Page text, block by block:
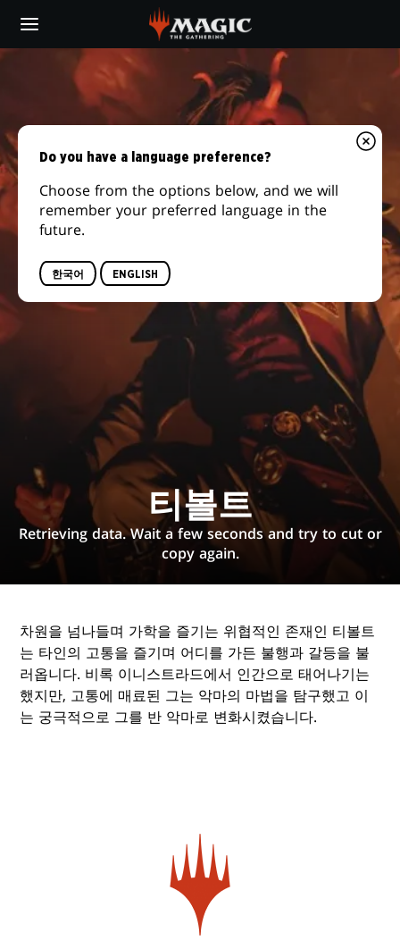
main
티볼트
Retrieving data. Wait a few seconds and try to cut or
copy again.
차원을 넘나들며 가학을 즐기는 위협적인 존재인 티볼트
는 타인의 고통을 즐기며 어디를 가든 불행과 갈등을 불
러옵니다. 비록 이니스트라드에서 인간으로 태어나기는
했지만, 고통에 매료된 그는 악마의 마법을 탐구했고 이
는 궁극적으로 그를 반 악마로 변화시켰습니다.
Do you have a language preference?
Choose from the options below, and we will
remember your preferred language in the
future.
한국어 ENGLISH